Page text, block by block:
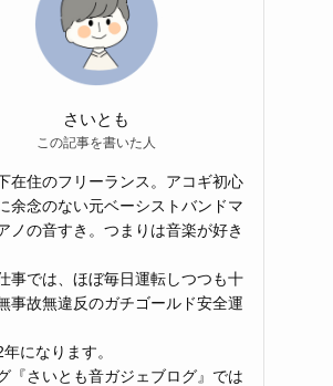
さいとも
この記事を書いた人
在住のフリーランス。アコギ初心
余念のない元ベーシストバンドマ
ノの音すき。つまりは音楽が好き
事では、ほぼ毎日運転しつつも十
事故無違反のガチゴールド安全運
になります。
『さいとも音ガジェブログ』では